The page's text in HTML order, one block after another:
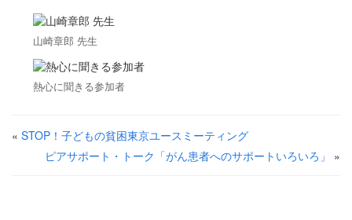
山崎章郎 先生
熱心に聞きる参加者
« STOP！子どもの貧困東京ユースミーティング
ピアサポート・トーク「がん患者へのサポートいろいろ」
»